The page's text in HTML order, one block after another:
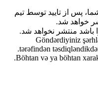
پس از تایید توسط تیم
خواهد شد.
باشد منتشر نخواهد شد.
Göndərdiyiniz
tərəfindən
Böhtan və ya böhtan